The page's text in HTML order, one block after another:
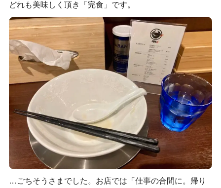
どれも美味しく頂き「完食」です。
…ごちそうさまでした。お店では「仕事の合間に。帰り